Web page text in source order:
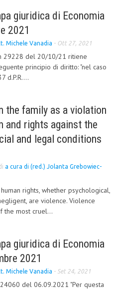
giuridica di Economia
2021
Michele Vanadia - Ott 27, 2021
29228 del 20/10/21 ritiene
principio di diritto: "nel caso
d.P.R....
the family as a violation
and rights against the
and legal conditions
a cura di (red.) Jolanta Grebowiec-
rights, whether psychological,
are violence. Violence
the most cruel...
giuridica di Economia
2021
Michele Vanadia - Set 24, 2021
del 06.09.2021 "Per questa